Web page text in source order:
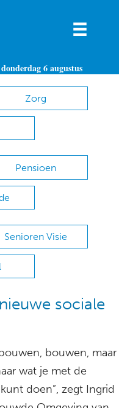
donderdag 6 augustus
Zorg
Pensioen
Senioren Visie
sociale
bouwen, maar
wat je met de
doen”, zegt Ingrid